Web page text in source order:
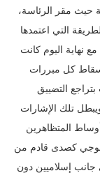
حيث مقر الرئاسة،
التي اعتمدها
نهاية اليوم كانت
كل مبررات
التضييق
تلك الإشارات
كصدى قادم من
جانب إسلاميين دون